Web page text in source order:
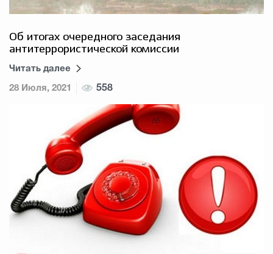
Об итогах очередного заседания
антитеррористической комиссии
Читать далее
28 Июля, 2021 558